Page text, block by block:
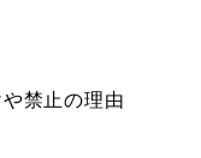
禁止の理由